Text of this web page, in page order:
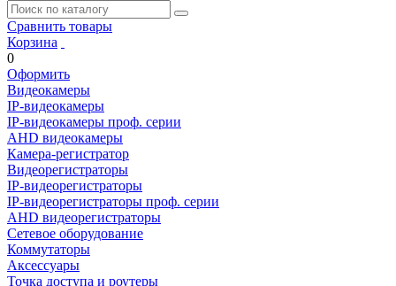
Сравнить товары
Корзина
0
Оформить
Видеокамеры
IP-видеокамеры
IP-видеокамеры проф. серии
AHD видеокамеры
Камера-регистратор
Видеорегистраторы
IP-видеорегистраторы
IP-видеорегистраторы проф. серии
AHD видеорегистраторы
Сетевое оборудование
Коммутаторы
Аксессуары
Точка доступа и роутеры